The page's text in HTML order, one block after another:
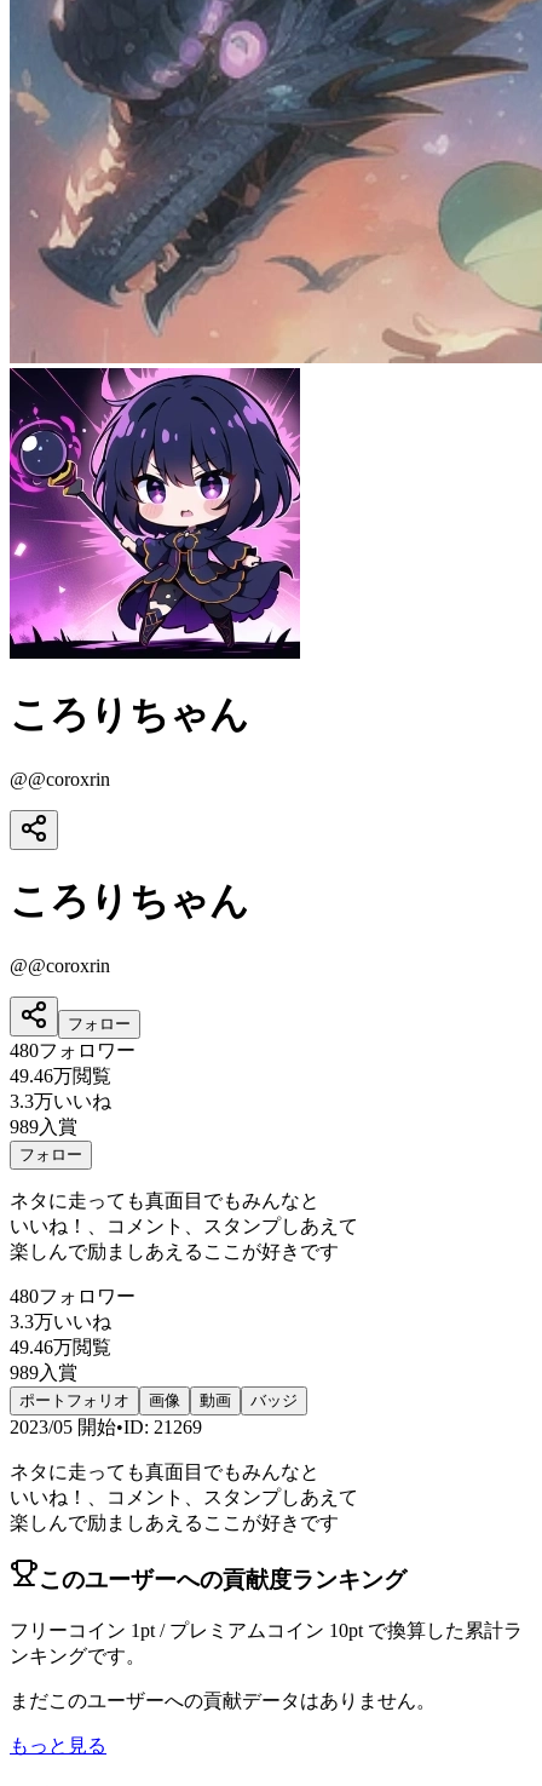
ころりちゃん
@@coroxrin
ころりちゃん
@@coroxrin
フォロー
480フォロワー
49.46万閲覧
3.3万いいね
989入賞
フォロー
ネタに走っても真面目でもみんなと
いいね！、コメント、スタンプしあえて
楽しんで励ましあえるここが好きです
480フォロワー
3.3万いいね
49.46万閲覧
989入賞
ポートフォリオ 画像 動画 バッジ
2023/05 開始•ID: 21269
ネタに走っても真面目でもみんなと
いいね！、コメント、スタンプしあえて
楽しんで励ましあえるここが好きです
このユーザーへの貢献度ランキング
フリーコイン 1pt / プレミアムコイン 10pt で換算した累計ラ
ンキングです。
まだこのユーザーへの貢献データはありません。
もっと見る